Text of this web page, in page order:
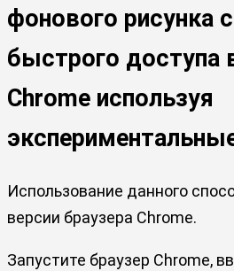
фонового рисунка
быстрого доступа
Chrome используя
Использование данного
версии браузера Chrome.
Запустите браузер Chrome,